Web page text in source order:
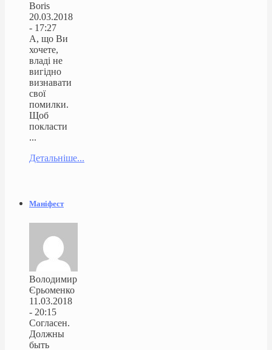
Boris
20.03.2018
- 17:27
А, що Ви
хочете,
владі не
вигідно
визнавати
свої
помилки.
Щоб
покласти
...
Детальніше...
Маніфест
Володимир
Єрьоменко
11.03.2018
- 20:15
Согласен.
Должны
быть